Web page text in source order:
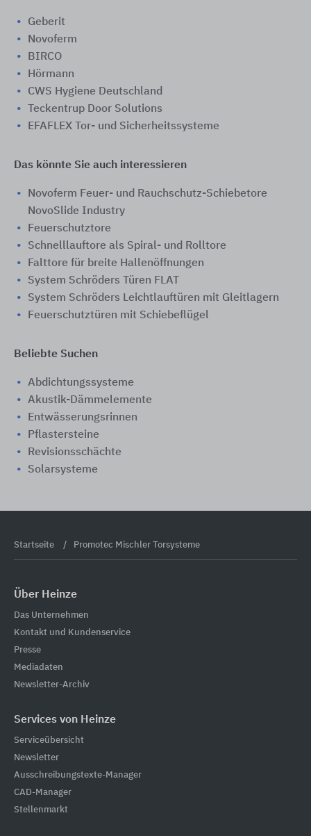
Geberit
Novoferm
BIRCO
Hörmann
CWS Hygiene Deutschland
Teckentrup Door Solutions
EFAFLEX Tor- und Sicherheitssysteme
Das könnte Sie auch interessieren
Novoferm Feuer- und Rauchschutz-Schiebetore
NovoSlide Industry
Feuerschutztore
Schnelllauftore als Spiral- und Rolltore
Falttore für breite Hallenöffnungen
System Schröders Türen FLAT
System Schröders Leichtlauftüren mit Gleitlagern
Feuerschutztüren mit Schiebeflügel
Beliebte Suchen
Abdichtungssysteme
Akustik-Dämmelemente
Entwässerungsrinnen
Pflastersteine
Revisionsschächte
Solarsysteme
Startseite Promotec Mischler Torsysteme
Über Heinze
Das Unternehmen
Kontakt und Kundenservice
Presse
Mediadaten
Newsletter-Archiv
Services von Heinze
Serviceübersicht
Newsletter
Ausschreibungstexte-Manager
CAD-Manager
Stellenmarkt